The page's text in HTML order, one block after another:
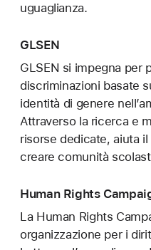
uguaglianza.
GLSEN
GLSEN si impegna per
discriminazioni basate
identità di genere
Attraverso la ricerca e
risorse dedicate, aiuta
creare comunità
Human Rights
La Human Rights
organizzazione per i